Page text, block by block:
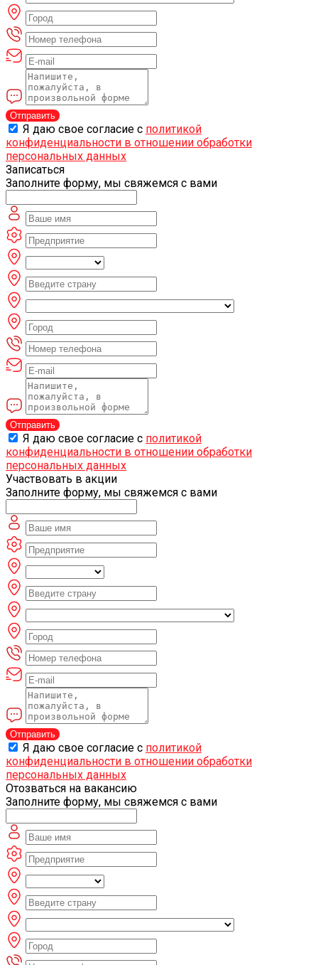
Отправить
Я даю свое согласие с политикой
конфиденциальности в отношении обработки
персональных данных
Записаться
Заполните форму, мы свяжемся с вами
Отправить
Я даю свое согласие с политикой
конфиденциальности в отношении обработки
персональных данных
Участвовать в акции
Заполните форму, мы свяжемся с вами
Отправить
Я даю свое согласие с политикой
конфиденциальности в отношении обработки
персональных данных
Отозваться на вакансию
Заполните форму, мы свяжемся с вами